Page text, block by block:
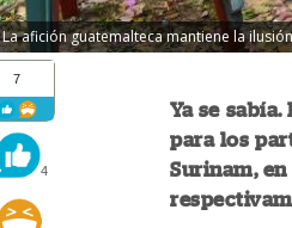
La afición guatemalteca mantiene la
7
4
Ya se
para los
Surinam, en